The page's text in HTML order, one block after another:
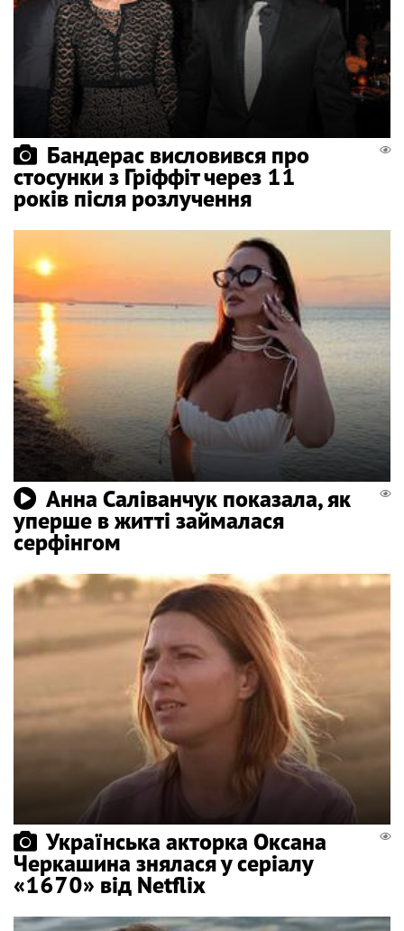
Бандерас висловився про
стосунки з Гріффіт через 11
років після розлучення
Анна Саліванчук показала, як
уперше в житті займалася
серфінгом
Українська акторка Оксана
Черкашина знялася у серіалу
«1670» від Netflix